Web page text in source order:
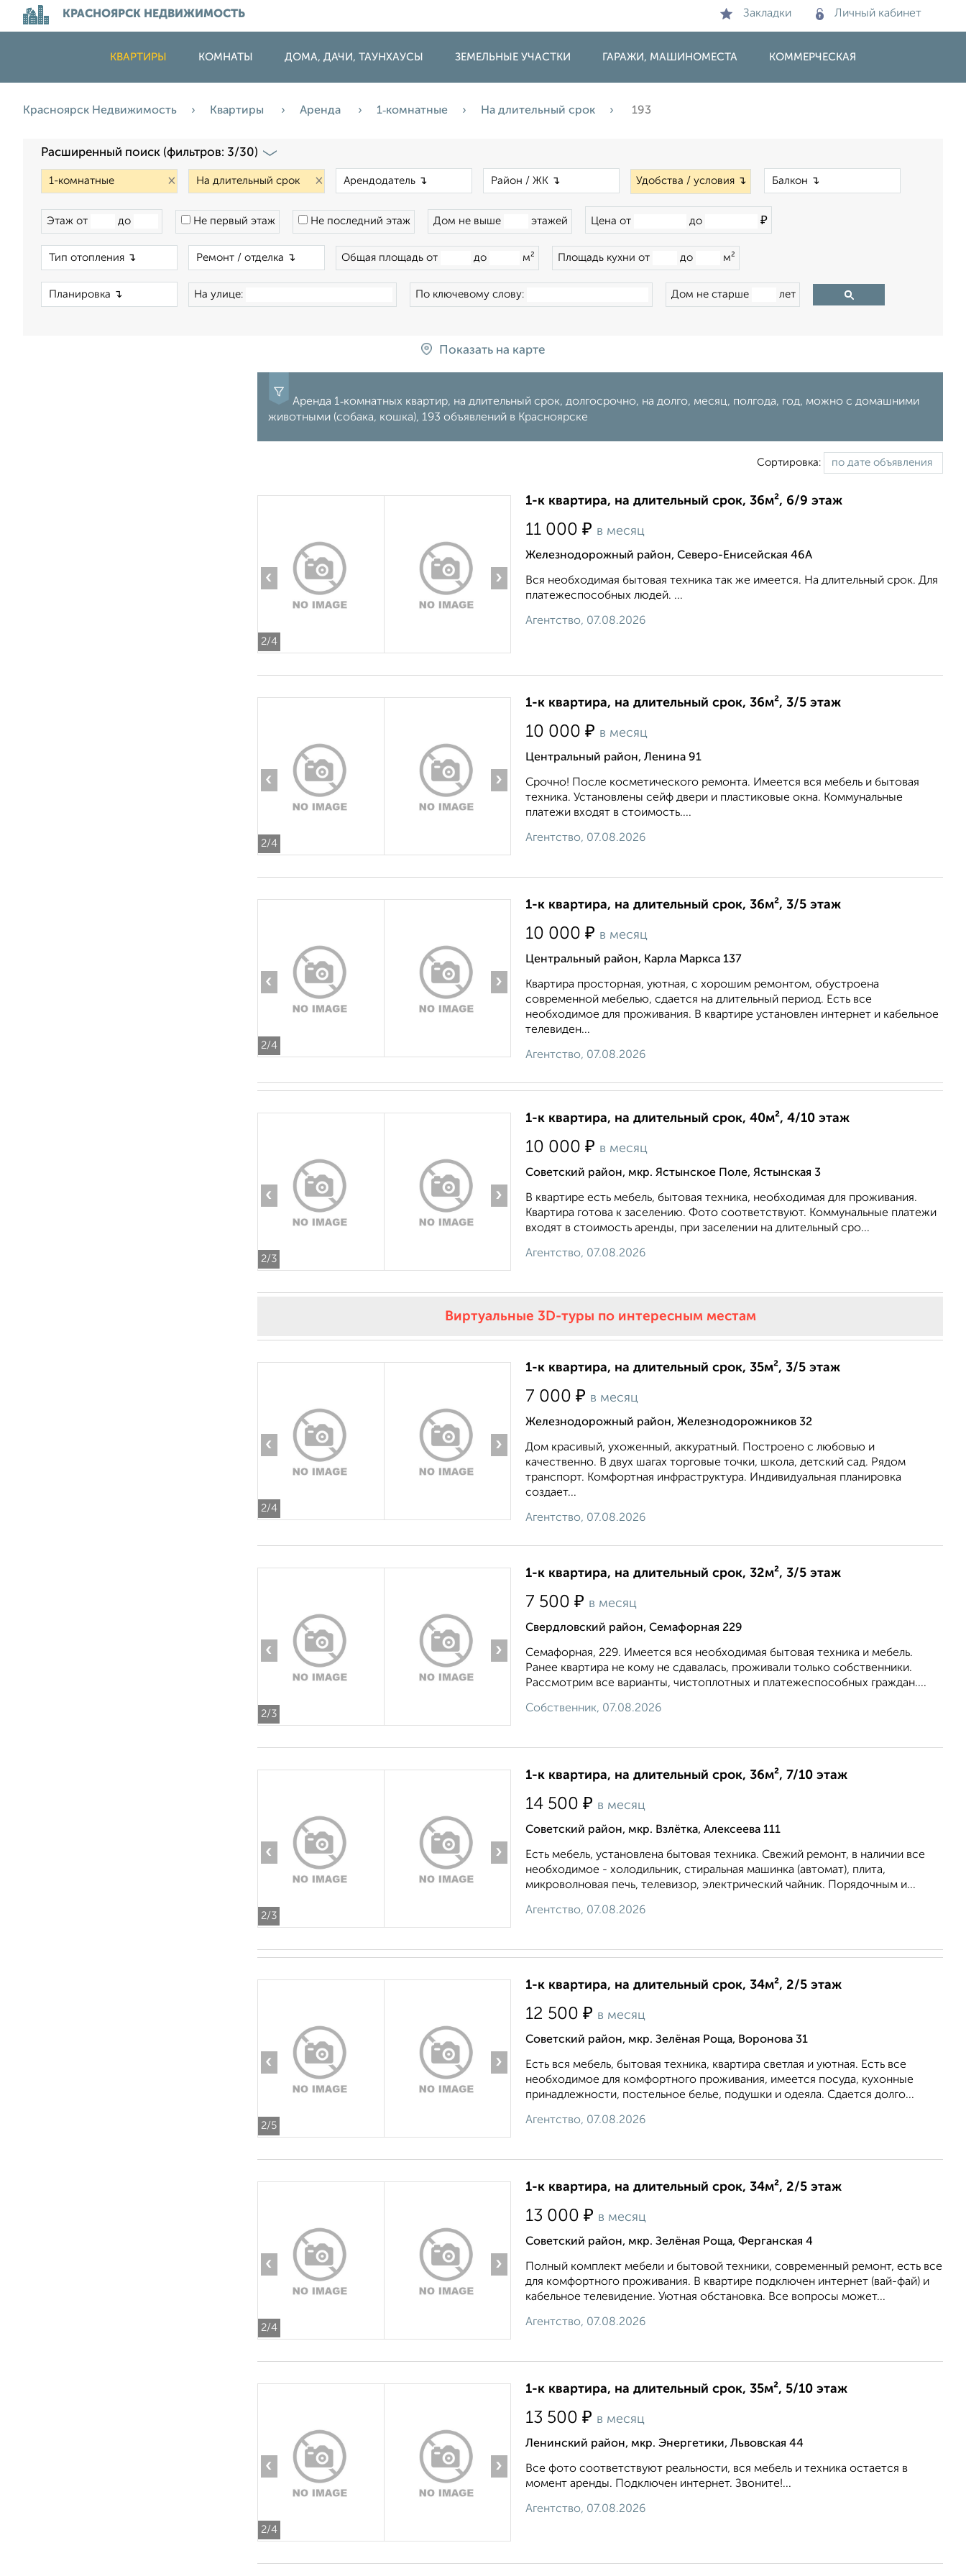
КРАСНОЯРСК НЕДВИЖИМОСТЬ Закладки Личный кабинет
КВАРТИРЫ КОМНАТЫ ДОМА, ДАЧИ, ТАУНХАУСЫ ЗЕМЕЛЬНЫЕ УЧАСТКИ ГАРАЖИ, МАШИНОМЕСТА КОММЕРЧЕСКАЯ
Красноярск Недвижимость Квартиры Аренда 1‑комнатные На длительный срок 193
Расширенный поиск (фильтров: 3/30)
× × Удобства / условия ↴
Этаж от до Не первый этаж Не последний этаж Дом не выше этажей Цена от до ₽
Общая площадь от до м² Площадь кухни от до м²
На улице: По ключевому слову: Дом не старше лет
Показать на карте
Аренда 1‑комнатных квартир, на длительный срок, долгосрочно, на долго, месяц, полгода, год, можно с домашними
животными (собака, кошка), 193 объявлений в Красноярске
Сортировка:
2/4
‹ ›
1-к квартира, на длительный срок, 36м², 6/9 этаж
11 000 ₽ в месяц
Железнодорожный район, Северо-Енисейская 46А
Вся необходимая бытовая техника так же имеется. На длительный срок. Для
платежеспособных людей. ...
Агентство, 07.08.2026
2/4
‹ ›
1-к квартира, на длительный срок, 36м², 3/5 этаж
10 000 ₽ в месяц
Центральный район, Ленина 91
Срочно! После косметического ремонта. Имеется вся мебель и бытовая
техника. Установлены сейф двери и пластиковые окна. Коммунальные
платежи входят в стоимость....
Агентство, 07.08.2026
2/4
‹ ›
1-к квартира, на длительный срок, 36м², 3/5 этаж
10 000 ₽ в месяц
Центральный район, Карла Маркса 137
Квартира просторная, уютная, с хорошим ремонтом, обустроена
современной мебелью, сдается на длительный период. Есть все
необходимое для проживания. В квартире установлен интернет и кабельное
телевиден...
Агентство, 07.08.2026
2/3
‹ ›
1-к квартира, на длительный срок, 40м², 4/10 этаж
10 000 ₽ в месяц
Советский район, мкр. Ястынское Поле, Ястынская 3
В квартире есть мебель, бытовая техника, необходимая для проживания.
Квартира готова к заселению. Фото соответствуют. Коммунальные платежи
входят в стоимость аренды, при заселении на длительный сро...
Агентство, 07.08.2026
Виртуальные 3D-туры по интересным местам
2/4
‹ ›
1-к квартира, на длительный срок, 35м², 3/5 этаж
7 000 ₽ в месяц
Железнодорожный район, Железнодорожников 32
Дом красивый, ухоженный, аккуратный. Построено с любовью и
качественно. В двух шагах торговые точки, школа, детский сад. Рядом
транспорт. Комфортная инфраструктура. Индивидуальная планировка
создает...
Агентство, 07.08.2026
2/3
‹ ›
1-к квартира, на длительный срок, 32м², 3/5 этаж
7 500 ₽ в месяц
Свердловский район, Семафорная 229
Семафорная, 229. Имеется вся необходимая бытовая техника и мебель.
Ранее квартира не кому не сдавалась, проживали только собственники.
Рассмотрим все варианты, чистоплотных и платежеспособных граждан....
Собственник, 07.08.2026
2/3
‹ ›
1-к квартира, на длительный срок, 36м², 7/10 этаж
14 500 ₽ в месяц
Советский район, мкр. Взлётка, Алексеева 111
Есть мебель, установлена бытовая техника. Свежий ремонт, в наличии все
необходимое - холодильник, стиральная машинка (автомат), плита,
микроволновая печь, телевизор, электрический чайник. Порядочным и...
Агентство, 07.08.2026
2/5
‹ ›
1-к квартира, на длительный срок, 34м², 2/5 этаж
12 500 ₽ в месяц
Советский район, мкр. Зелёная Роща, Воронова 31
Есть вся мебель, бытовая техника, квартира светлая и уютная. Есть все
необходимое для комфортного проживания, имеется посуда, кухонные
принадлежности, постельное белье, подушки и одеяла. Сдается долго...
Агентство, 07.08.2026
2/4
‹ ›
1-к квартира, на длительный срок, 34м², 2/5 этаж
13 000 ₽ в месяц
Советский район, мкр. Зелёная Роща, Ферганская 4
Полный комплект мебели и бытовой техники, современный ремонт, есть все
для комфортного проживания. В квартире подключен интернет (вай-фай) и
кабельное телевидение. Уютная обстановка. Все вопросы может...
Агентство, 07.08.2026
2/4
‹ ›
1-к квартира, на длительный срок, 35м², 5/10 этаж
13 500 ₽ в месяц
Ленинский район, мкр. Энергетики, Львовская 44
Все фото соответствуют реальности, вся мебель и техника остается в
момент аренды. Подключен интернет. Звоните!...
Агентство, 07.08.2026